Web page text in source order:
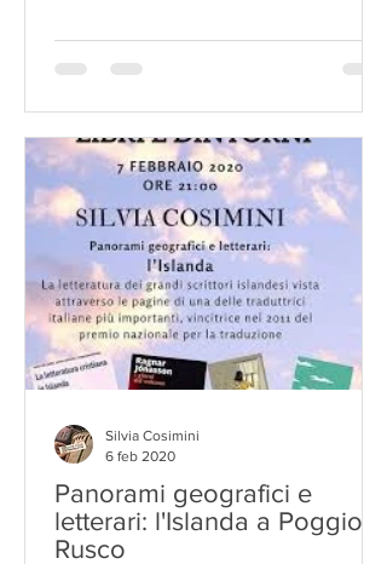
Panorami geografici e
letterari: l'Islanda a Poggio
Rusco
Silvia Cosimini
6 feb 2020